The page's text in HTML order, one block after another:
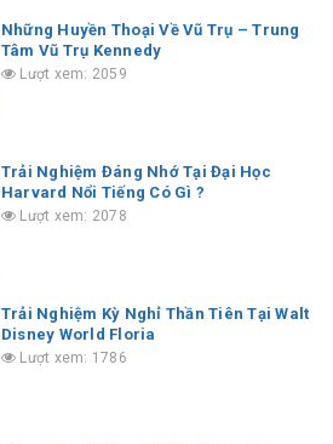
Những Huyền Thoại Về Vũ Trụ – Trung
Tâm Vũ Trụ Kennedy
Lượt xem: 2059
Trải Nghiệm Đáng Nhớ Tại Đại Học
Harvard Nổi Tiếng Có Gì ?
Lượt xem: 2078
Trải Nghiệm Kỳ Nghỉ Thần Tiên Tại Walt
Disney World Floria
Lượt xem: 1786